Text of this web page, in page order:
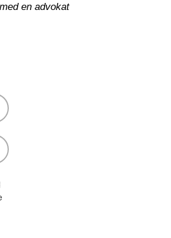
en advokat